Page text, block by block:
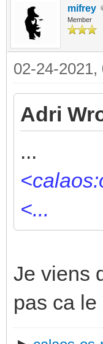
mifrey
Member
02-24-2021,
Adri
...
<...
Je viens
pas ca le